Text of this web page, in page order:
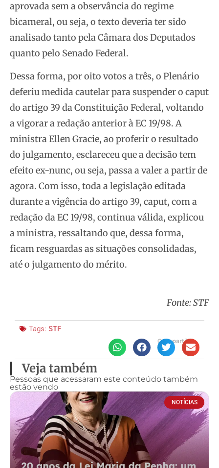
aprovada sem a observância do regime
bicameral, ou seja, o texto deveria ter sido
analisado tanto pela Câmara dos Deputados
quanto pelo Senado Federal.
Dessa forma, por oito votos a três, o Plenário
deferiu medida cautelar para suspender o caput
do artigo 39 da Constituição Federal, voltando
a vigorar a redação anterior à EC 19/98. A
ministra Ellen Gracie, ao proferir o resultado
do julgamento, esclareceu que a decisão tem
efeito ex-nunc, ou seja, passa a valer a partir de
agora. Com isso, toda a legislação editada
durante a vigência do artigo 39, caput, com a
redação da EC 19/98, continua válida, explicou
a ministra, ressaltando que, dessa forma,
ficam resguardas as situações consolidadas,
até o julgamento do mérito.
Fonte: STF
Tags: STF
Compartilhe
Veja também
Pessoas que acessaram este conteúdo também
estão vendo
NOTÍCIAS